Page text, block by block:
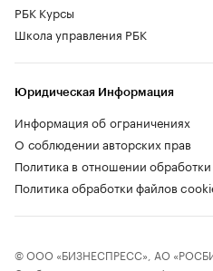
РБК Курсы
Школа управления РБК
Юридическая Информация
Информация об ограничениях
О соблюдении авторских прав
Политика в отношении
Политика обработки файлов
© ООО «БИЗНЕСПРЕСС», АО